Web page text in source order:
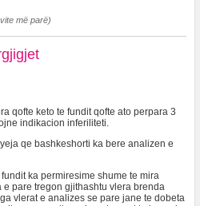
më parë)
qofte keto te fundit qofte ato perpara 3
indikacion inferiliteti.
qe bashkeshorti ka bere analizen e
ka permiresime shume te mira
e pare tregon gjithashtu vlera brenda
vlerat e analizes se pare jane te dobeta